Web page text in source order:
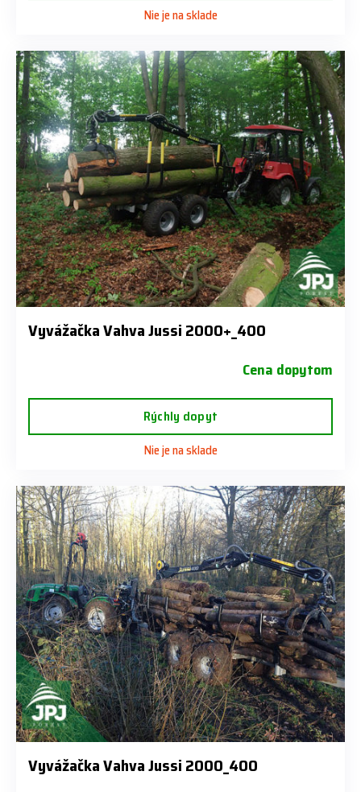
Nie je na sklade
Vyvážačka Vahva Jussi 2000+_400
Cena dopytom
Rýchly dopyt
Nie je na sklade
Vyvážačka Vahva Jussi 2000_400